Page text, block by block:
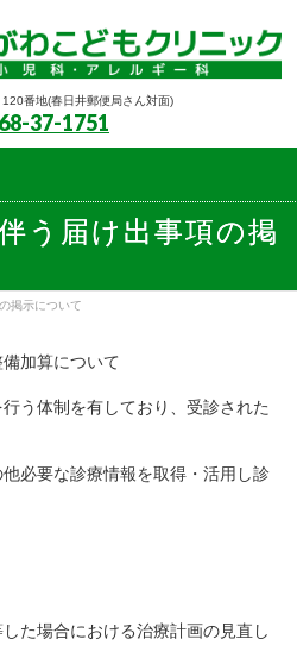
番地(春日井郵便局さん対面)
37-1751
う届け出事項の掲
掲示について
加算について
う体制を有しており、受診された
必要な診療情報を取得・活用し診
た場合における治療計画の見直し